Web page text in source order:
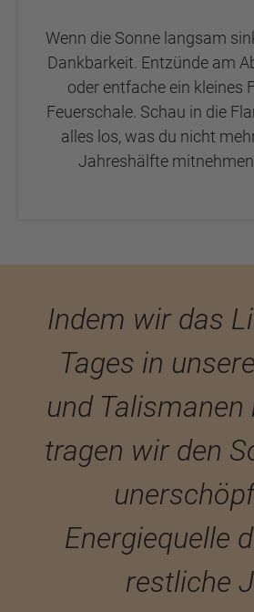
Wenn die Sonne langsam
Dankbarkeit. Entzünde am
oder entfache ein kleines
Feuerschale. Schau in die
alles los, was du nicht
Jahreshälfte
Indem wir das
Tages in
und Talismanen
tragen wir den
Energiequelle
restliche